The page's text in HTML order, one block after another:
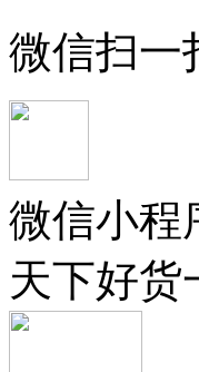
微信扫一
微信小程
天下好货